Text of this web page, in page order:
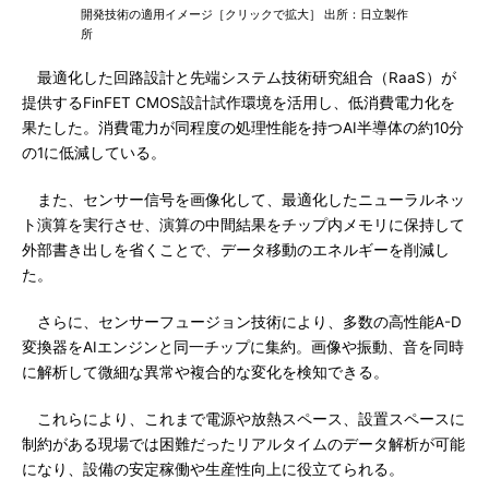
開発技術の適用イメージ［クリックで拡大］ 出所：日立製作
所
最適化した回路設計と先端システム技術研究組合（RaaS）が
提供するFinFET CMOS設計試作環境を活用し、低消費電力化を
果たした。消費電力が同程度の処理性能を持つAI半導体の約10分
の1に低減している。
また、センサー信号を画像化して、最適化したニューラルネッ
ト演算を実行させ、演算の中間結果をチップ内メモリに保持して
外部書き出しを省くことで、データ移動のエネルギーを削減し
た。
さらに、センサーフュージョン技術により、多数の高性能A-D
変換器をAIエンジンと同一チップに集約。画像や振動、音を同時
に解析して微細な異常や複合的な変化を検知できる。
これらにより、これまで電源や放熱スペース、設置スペースに
制約がある現場では困難だったリアルタイムのデータ解析が可能
になり、設備の安定稼働や生産性向上に役立てられる。